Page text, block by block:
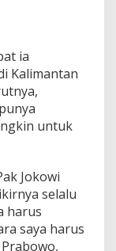
ia
Kalimantan
untuk
Jokowi
selalu
harus
saya harus